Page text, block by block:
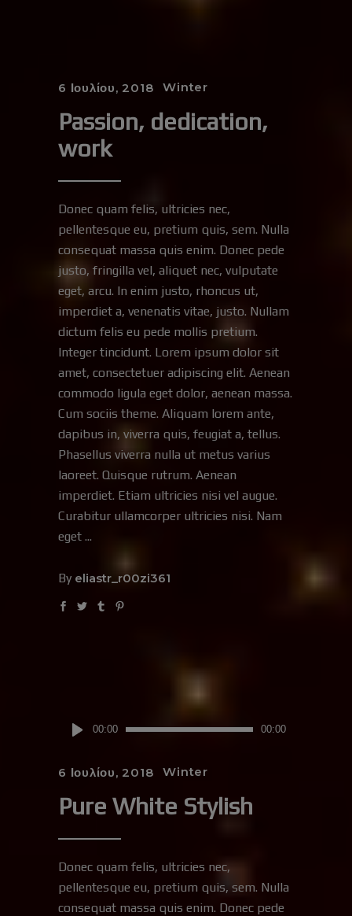
6 Ιουλίου, 2018 Winter
Passion, dedication,
work
Donec quam felis, ultricies nec,
pellentesque eu, pretium quis, sem. Nulla
consequat massa quis enim. Donec pede
justo, fringilla vel, aliquet nec, vulputate
eget, arcu. In enim justo, rhoncus ut,
imperdiet a, venenatis vitae, justo. Nullam
dictum felis eu pede mollis pretium.
Integer tincidunt. Lorem ipsum dolor sit
amet, consectetuer adipiscing elit. Aenean
commodo ligula eget dolor, aenean massa.
Cum sociis theme. Aliquam lorem ante,
dapibus in, viverra quis, feugiat a, tellus.
Phasellus viverra nulla ut metus varius
laoreet. Quisque rutrum. Aenean
imperdiet. Etiam ultricies nisi vel augue.
Curabitur ullamcorper ultricies nisi. Nam
eget
By eliastr_r00zi361
Πρόγραμμα
00:00 00:00
6 Ιουλίου, 2018 Winter
Pure White Stylish
Donec quam felis, ultricies nec,
pellentesque eu, pretium quis, sem. Nulla
consequat massa quis enim. Donec pede